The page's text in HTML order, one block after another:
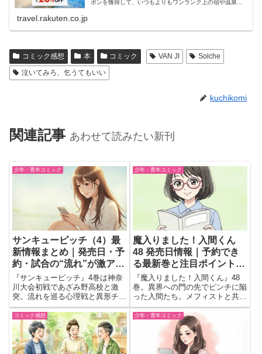
ポンを獲得して、いつもよりもワンランク上の宿や温泉宿
travel.rakuten.co.jp
コミック感想 本 コミック VAN JI
Solche
泣いてみろ、乞うてもいい
kuchikomi
関連記事 あわせて読みたい新刊
少年・青年コミック
サンキューピッチ（4）最
新情報まとめ｜発売日・予
約・試合の“流れ”が激アツ
展開すぎる！
『サンキューピッチ』4巻は神奈
川大会初戦であざみ野高校と激
突。流れを巡る心理戦と異形チー
ムの戦術が炸裂する住吉九の最新
巻を詳しく紹介し、熱い野球描写
の魅力を伝えます。
少年・青年コミック
魔入りました！入間くん
48 発売日情報｜予約でき
る最新巻と注目ポイントま
とめ
『魔入りました！入間くん』48
巻。異界への門の先でピンチに陥
った入間たち。メフィストと共に
脱出できるのか!? 怪盗編クライ
マックスとアンリ編の開幕を描く
人気悪魔学園コメディ最新巻。
コミック感想 少年・青年コミック